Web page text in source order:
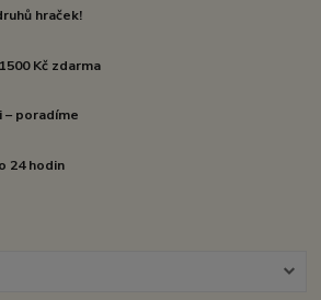
hraček!
Kč zdarma
– poradíme
24 hodin